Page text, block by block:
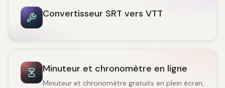
Convertisseur SRT vers VTT
Minuteur et chronomètre en ligne
Minuteur et chronomètre gratuits en plein écran,